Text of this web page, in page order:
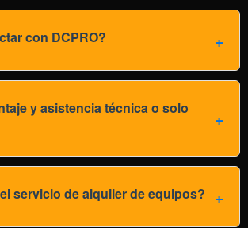
con DCPRO?
y asistencia técnica o solo
servicio de alquiler de equipos?